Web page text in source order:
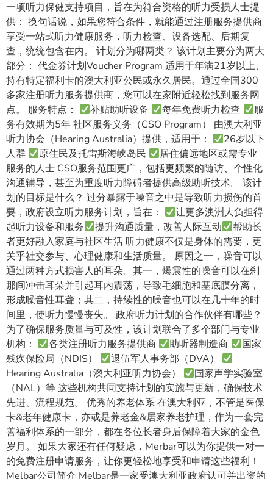
一项听力保健支持项目，旨在为符合资格的听力受损人士提
供： 换句话说，如果您符合条件，就能通过注册服务提供商
享受一站式听力健康服务，听力检查、设备选配、后期复
查，统统包含在内。 计划分为哪两类？ 该计划主要分为两大
部分： 代金券计划Voucher Program 适用于年满21岁以上、
持有特定福利卡的澳大利亚公民或永久居民。通过全国300
多家注册听力服务提供商，您可以在家附近轻松找到服务网
点。 服务特点：
补贴助听设备 每年免费听力检查
服
务有效期为5年 社区服务义务（CSO Program） 由澳大利亚
听力协会（Hearing Australia）提供，适用于：
26岁以下
人群
原住民及托雷斯海峡岛民
居住偏远地区或需专业
服务的人士 CSO服务范围更广，包括更频繁的随访、个性化
沟通辅导，甚至为重度听力障碍者提供高级助听技术。 该计
划的目标是什么？ 过分暴露于噪音之中是导致听力损伤的首
要，政府设立听力服务计划，旨在：
让更多澳洲人负担得
起听力设备和服务
提升沟通质量，改善人际互动
帮助长
者更好融入家庭与社区生活 听力健康不仅是身体的需要，更
关乎社交参与、心理健康和生活质量。 原因之一，噪音可以
通过两种方式损害人的耳朵。其一，爆震性的噪音可以在刹
那间冲击耳朵并引起耳内震荡，导致毛细胞和基底膜分离，
形成噪音性耳聋；其二，持续性的噪音也可以在几十年的时
间里，使听力慢慢丧失。 政府听力计划的合作伙伴有哪些？
为了确保服务质量与可及性，该计划联合了多个部门与专业
机构：
各类注册听力服务提供商 助听器制造商
国家
残疾保险局（NDIS）
退伍军人事务部（DVA）
Hearing Australia（澳大利亚听力协会）
国家声学实验室
（NAL）等 这些机构共同支持计划的实施与更新，确保技术
先进、流程规范。 优秀的养老体系 在澳大利亚，不管是医保
卡&老年健康卡，亦或是养老金&居家养老护理，作为一套完
善福利体系的一部分，都在各位长者身后保障着大家的金色
岁月。 如果大家还有任何疑虑，Merbar可以为你提供一对一
的免费注册申请服务，让你更轻松地享受和申请这些福利！
Melbar公司简介 Melbar是一家受澳大利亚政府认可并出资的